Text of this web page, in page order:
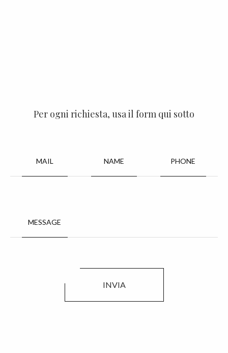
Per ogni richiesta, usa il form qui sotto
MAIL NAME PHONE
MESSAGE
INVIA